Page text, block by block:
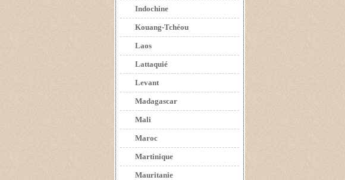
Indochine
Kouang-Tchéou
Laos
Lattaquié
Levant
Madagascar
Mali
Maroc
Martinique
Mauritanie